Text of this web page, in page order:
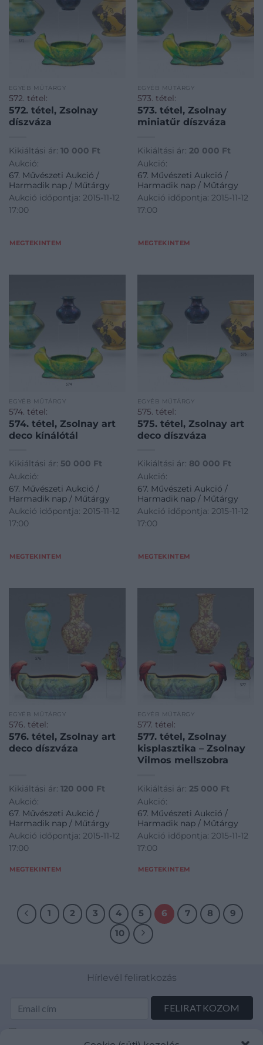
EGYÉB MŰTÁRGY
572. tétel:
572. tétel, Zsolnay
díszváza
Kikiáltási ár: 10 000 Ft
Aukció:
67. Művészeti Aukció /
Harmadik nap / Műtárgy
Aukció időpontja: 2015-11-12
17:00
MEGTEKINTEM
EGYÉB MŰTÁRGY
573. tétel:
573. tétel, Zsolnay
miniatűr díszváza
Kikiáltási ár: 20 000 Ft
Aukció:
67. Művészeti Aukció /
Harmadik nap / Műtárgy
Aukció időpontja: 2015-11-12
17:00
MEGTEKINTEM
EGYÉB MŰTÁRGY
574. tétel:
574. tétel, Zsolnay art
deco kínálótál
Kikiáltási ár: 50 000 Ft
Aukció:
67. Művészeti Aukció /
Harmadik nap / Műtárgy
Aukció időpontja: 2015-11-12
17:00
MEGTEKINTEM
EGYÉB MŰTÁRGY
575. tétel:
575. tétel, Zsolnay art
deco díszváza
Kikiáltási ár: 80 000 Ft
Aukció:
67. Művészeti Aukció /
Harmadik nap / Műtárgy
Aukció időpontja: 2015-11-12
17:00
MEGTEKINTEM
EGYÉB MŰTÁRGY
576. tétel:
576. tétel, Zsolnay art
deco díszváza
Kikiáltási ár: 120 000 Ft
Aukció:
67. Művészeti Aukció /
Harmadik nap / Műtárgy
Aukció időpontja: 2015-11-12
17:00
MEGTEKINTEM
EGYÉB MŰTÁRGY
577. tétel:
577. tétel, Zsolnay
kisplasztika – Zsolnay
Vilmos mellszobra
Kikiáltási ár: 25 000 Ft
Aukció:
67. Művészeti Aukció /
Harmadik nap / Műtárgy
Aukció időpontja: 2015-11-12
17:00
MEGTEKINTEM
1 2 3 4 5 6 7 8
9
10
Hírlevél feliratkozás